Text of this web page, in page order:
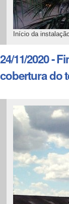
Início da
24/11/2020 -
cobertura do